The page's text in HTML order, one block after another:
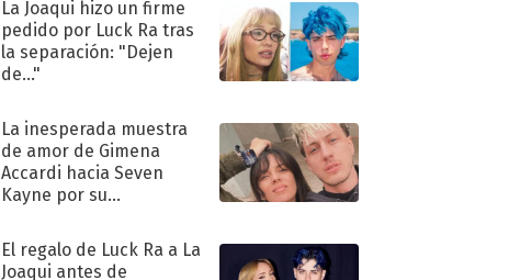
La Joaqui hizo un firme
pedido por Luck Ra tras
la separación: "Dejen
de..."
La inesperada muestra
de amor de Gimena
Accardi hacia Seven
Kayne por su
El regalo de Luck Ra a La
Joaqui antes de